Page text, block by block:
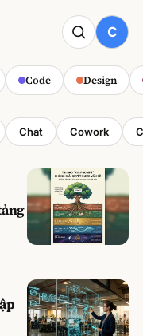
Code Design
doanh số
Chat Cowork